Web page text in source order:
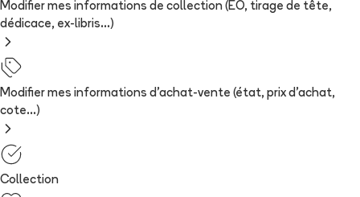
Modifier mes informations de collection (EO, tirage de tête,
dédicace, ex-libris...)
Modifier mes informations d'achat-vente (état, prix d'achat,
cote...)
Collection